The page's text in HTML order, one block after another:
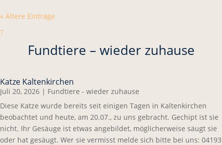
« Ältere Einträge
7
Fundtiere – wieder zuhause
Katze Kaltenkirchen
Juli 20, 2026 | Fundtiere - wieder zuhause
Diese Katze wurde bereits seit einigen Tagen in Kaltenkirchen
beobachtet und heute, am 20.07., zu uns gebracht. Gechipt ist sie
nicht. Ihr Gesäuge ist etwas angebildet, möglicherweise säugt sie
oder hat gesäugt. Wer sie vermisst melde sich bitte bei uns: 04193